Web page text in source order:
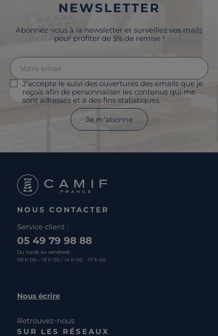
NEWSLETTER
Abonnez-vous à la newsletter et surveillez vos mails
pour profiter de 5% de remise !
J'accepte le suivi des ouvertures des emails que je
reçois afin de personnaliser les contenus qui me
sont adressés et à des fins statistiques.
Je m'abonne
NOUS CONTACTER
Service client :
05 49 79 98 88
Du lundi au vendredi :
09 h 00 – 13 h 00 / 14 h 00 – 17 h 00
Nous écrire
Retrouvez-nous
SUR LES RÉSEAUX